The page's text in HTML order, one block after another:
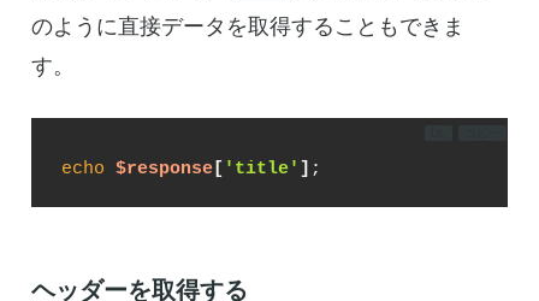
のように直接データを取得することもできま
す。
echo $response [ 'title' ] ;
ヘッダーを取得する